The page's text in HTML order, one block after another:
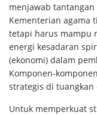
menjawab
Kementerian agama
tetapi harus mampu
energi kesadaran
(ekonomi) dalam
Komponen-
strategis di tuangkan
Untuk memperkuat